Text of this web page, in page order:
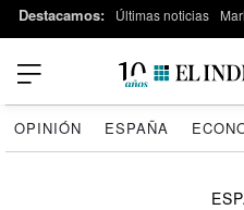
Destacamos: Últimas noticias
OPINIÓN ESPAÑA